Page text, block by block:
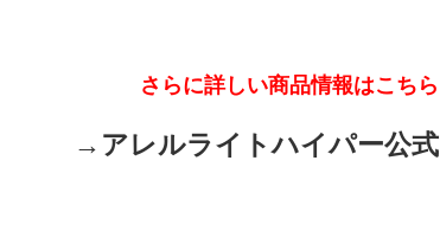
さらに詳しい商品情報はこちら
→アレルライトハイパー公式